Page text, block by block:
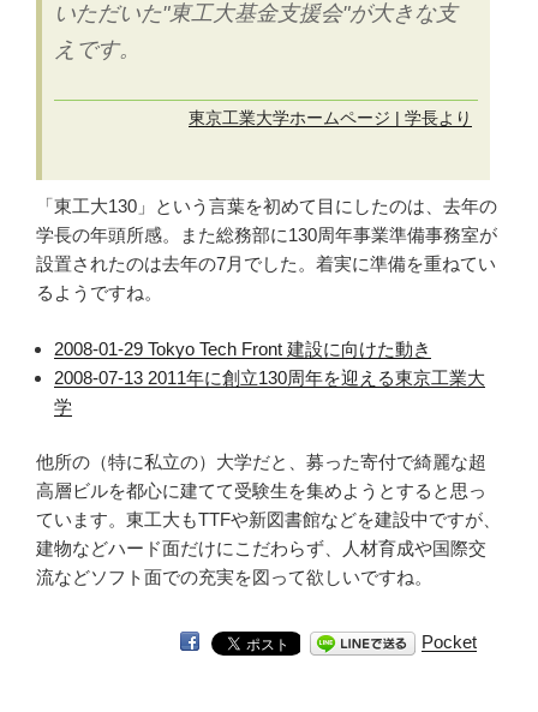
いただいた"東工大基金支援会"が大きな支
えです。
東京工業大学ホームページ | 学長より
「東工大130」という言葉を初めて目にしたのは、去年の
学長の年頭所感。また総務部に130周年事業準備事務室が
設置されたのは去年の7月でした。着実に準備を重ねてい
るようですね。
2008-01-29 Tokyo Tech Front 建設に向けた動き
2008-07-13 2011年に創立130周年を迎える東京工業大
学
他所の（特に私立の）大学だと、募った寄付で綺麗な超
高層ビルを都心に建てて受験生を集めようとすると思っ
ています。東工大もTTFや新図書館などを建設中ですが、
建物などハード面だけにこだわらず、人材育成や国際交
流などソフト面での充実を図って欲しいですね。
Pocket